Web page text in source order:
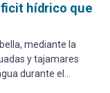
hídrico que
mediante la
y tajamares
durante el
de 300